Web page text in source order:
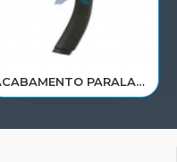
ACABAMENTO PARALAMA CABINE SCANIA NTG P/G/R/S LD PARTE TRAS 2297996